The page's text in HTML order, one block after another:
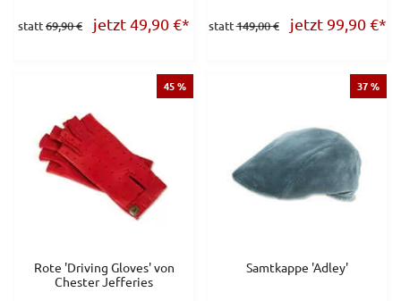
statt69,90 € jetzt 49,90€* statt149,00 € jetzt 99,90€*
45 %
Rote 'Driving Gloves' von
Chester Jefferies
37 %
Samtkappe 'Adley'